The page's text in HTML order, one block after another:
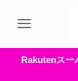
Rakutenスー